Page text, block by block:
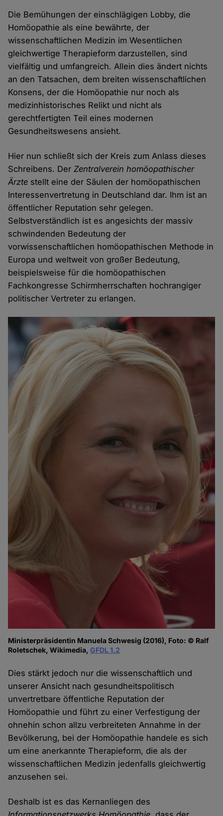
Die Bemühungen der einschlägigen Lobby, die
Homöopathie als eine bewährte, der
wissenschaftlichen Medizin im Wesentlichen
gleichwertige Therapieform darzustellen, sind
vielfältig und umfangreich. Allein dies ändert nichts
an den Tatsachen, dem breiten wissenschaftlichen
Konsens, der die Homöopathie nur noch als
medizinhistorisches Relikt und nicht als
gerechtfertigten Teil eines modernen
Gesundheitswesens ansieht.
Hier nun schließt sich der Kreis zum Anlass dieses
Schreibens. DerZentralverein homöopathischer
Ärzte stellt eine der Säulen der homöopathischen
Interessenvertretung in Deutschland dar. Ihm ist an
öffentlicher Reputation sehr gelegen.
Selbstverständlich ist es angesichts der massiv
schwindenden Bedeutung der
vorwissenschaftlichen homöopathischen Methode in
Europa und weltweit von großer Bedeutung,
beispielsweise für die homöopathischen
Fachkongresse Schirmherrschaften hochrangiger
politischer Vertreter zu erlangen.
Ministerpräsidentin Manuela Schwesig (2016), Foto: © Ralf
Roletschek, Wikimedia,GFDL 1.2
Dies stärkt jedoch nur die wissenschaftlich und
unserer Ansicht nach gesundheitspolitisch
unvertretbare öffentliche Reputation der
Homöopathie und führt zu einer Verfestigung der
ohnehin schon allzu verbreiteten Annahme in der
Bevölkerung, bei der Homöopathie handele es sich
um eine anerkannte Therapieform, die als der
wissenschaftlichen Medizin jedenfalls gleichwertig
anzusehen sei.
Deshalb ist es das Kernanliegen des